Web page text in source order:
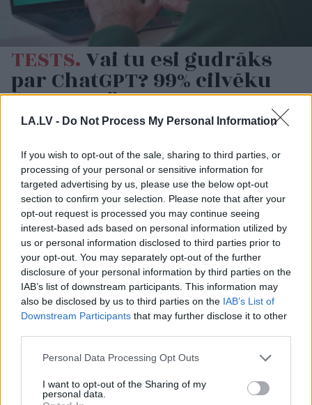
LA.LV - Do Not Process My Personal Information
If you wish to opt-out of the sale, sharing to third parties, or
processing of your personal or sensitive information for
targeted advertising by us, please use the below opt-out
section to confirm your selection. Please note that after your
opt-out request is processed you may continue seeing
interest-based ads based on personal information utilized by
us or personal information disclosed to third parties prior to
your opt-out. You may separately opt-out of the further
disclosure of your personal information by third parties on the
IAB’s list of downstream participants. This information may
also be disclosed by us to third parties on the IAB’s List of
Downstream Participants that may further disclose it to other
Please note that this website/app uses one or more Google
not limited to your visit or usage behaviour. You may click to
grant or deny consent to Google and its third-party tags to
Personal Data Processing Opt Outs
I want to opt-out of the Sharing of my
personal data.
TESTS.Vai tu esi gudrāks
par ChatGPT? 99% cilvēku
“iesprūst” 5. jautājumā
“Šausmās gribas
noskurināties!” Pircējs
veikalā uzvelkas par
citu pircēju uzvedību
pie bulciņu stenda
Par sirds un asinsvadu
veselību var rūpēties
arī ar uzturu: 7
produkti, kurus vērts
iekļaut ēdienkartē